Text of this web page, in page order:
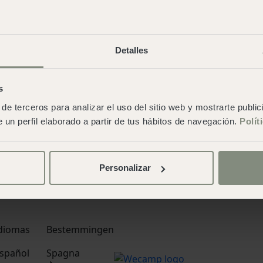
Detalles
terceros para analizar el uso del sitio web y mostrarte
un perfil elaborado a partir de tus hábitos de navegación.
Personalizar
·Politica sulla
di contratto
Bestemmingen
Spagna